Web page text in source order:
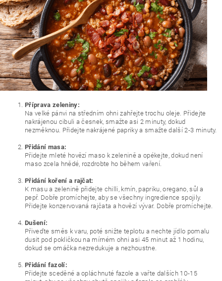
Příprava zeleniny:
Na velké pánvi na středním ohni zahřejte trochu oleje. Přidejte
nakrájenou cibuli a česnek, smažte asi 2 minuty, dokud
nezměknou. Přidejte nakrájené papriky a smažte další 2-3 minuty.
Přidání masa:
Přidejte mleté hovězí maso k zelenině a opékejte, dokud není
maso zcela hnědé, rozdrobte ho během vaření.
Přidání koření a rajčat:
K masu a zelenině přidejte chilli, kmín, papriku, oregano, sůl a
pepř. Dobře promíchejte, aby se všechny ingredience spojily.
Přidejte konzervovaná rajčata a hovězí vývar. Dobře promíchejte.
Dušení:
Přiveďte směs k varu, poté snižte teplotu a nechte jídlo pomalu
dusit pod pokličkou na mírném ohni asi 45 minut až 1 hodinu,
dokud se omáčka nezredukuje a nezhoustne.
Přidání fazolí:
Přidejte sceděné a opláchnuté fazole a vařte dalších 10-15